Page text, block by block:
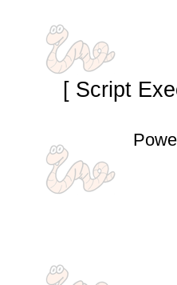
[ Script